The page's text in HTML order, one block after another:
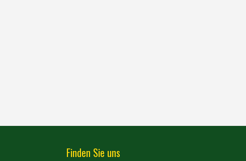
Finden Sie uns